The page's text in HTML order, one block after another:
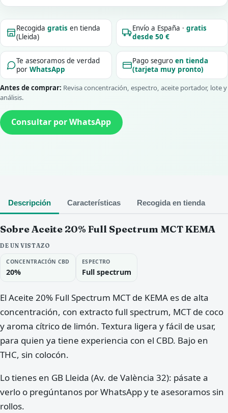
Recogidagratis en tienda
(Lleida)
Envío a España ·gratis
desde 50 €
Te asesoramos de verdad
porWhatsApp
Pago seguroen tienda
(tarjeta muy pronto)
Antes de comprar: Revisa concentración, espectro, aceite portador, lote y
análisis.
Consultar por WhatsApp
Descripción Características Recogida en tienda
Sobre Aceite 20% Full Spectrum MCT KEMA
DE UN VISTAZO
CONCENTRACIÓN CBD
20%
ESPECTRO
Full spectrum
El Aceite 20% Full Spectrum MCT de KEMA es de alta
concentración, con extracto full spectrum, MCT de coco
y aroma cítrico de limón. Textura ligera y fácil de usar,
para quien ya tiene experiencia con el CBD. Bajo en
THC, sin colocón.
Lo tienes en GB Lleida (Av. de València 32): pásate a
verlo o pregúntanos por WhatsApp y te asesoramos sin
rollos.